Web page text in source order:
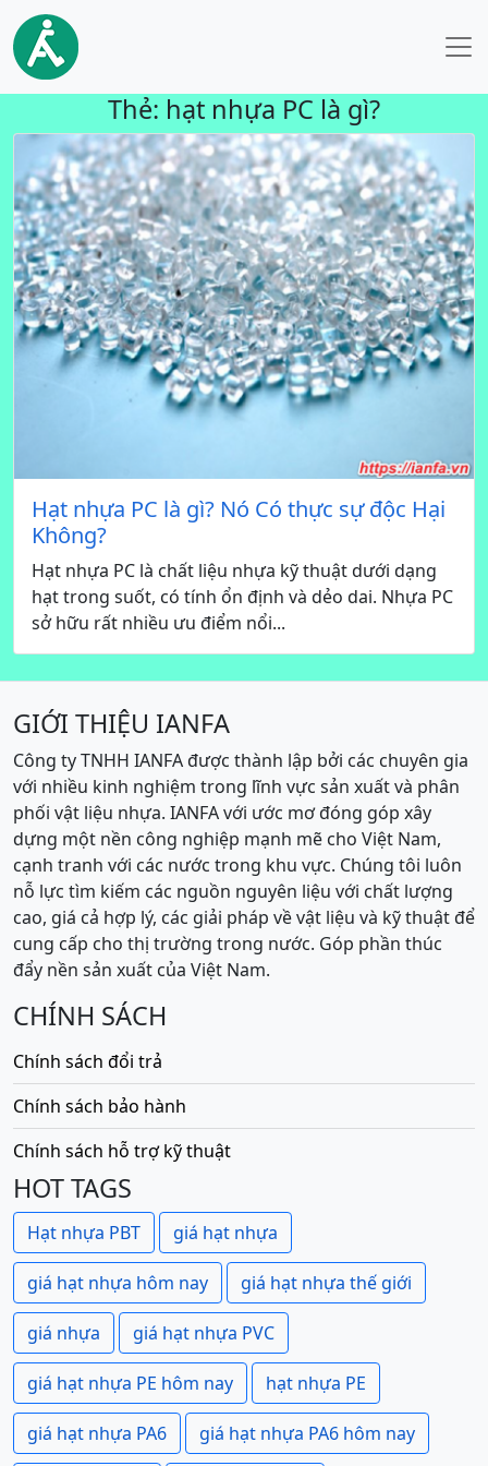
Thẻ: hạt nhựa PC là gì?
Hạt nhựa PC là gì? Nó Có thực sự độc Hại
Không?
Hạt nhựa PC là chất liệu nhựa kỹ thuật dưới dạng
hạt trong suốt, có tính ổn định và dẻo dai. Nhựa PC
sở hữu rất nhiều ưu điểm nổi...
GIỚI THIỆU IANFA
Công ty TNHH IANFA được thành lập bởi các chuyên gia
với nhiều kinh nghiệm trong lĩnh vực sản xuất và phân
phối vật liệu nhựa. IANFA với ước mơ đóng góp xây
dựng một nền công nghiệp mạnh mẽ cho Việt Nam,
cạnh tranh với các nước trong khu vực. Chúng tôi luôn
nỗ lực tìm kiếm các nguồn nguyên liệu với chất lượng
cao, giá cả hợp lý, các giải pháp về vật liệu và kỹ thuật để
cung cấp cho thị trường trong nước. Góp phần thúc
đẩy nền sản xuất của Việt Nam.
CHÍNH SÁCH
Chính sách đổi trả
Chính sách bảo hành
Chính sách hỗ trợ kỹ thuật
HOT TAGS
Hạt nhựa PBT giá hạt nhựa
giá hạt nhựa hôm nay giá hạt nhựa thế giới
giá nhựa giá hạt nhựa PVC
giá hạt nhựa PE hôm nay hạt nhựa PE
giá hạt nhựa PA6 giá hạt nhựa PA6 hôm nay